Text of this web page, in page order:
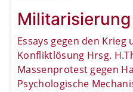
Militarisierung
Essays gegen den Krieg
Konfliktlösung Hrsg.
Massenprotest gegen
Psychologische